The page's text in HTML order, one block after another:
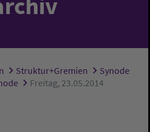
Struktur+Gremien
Synode
Freitag, 23.05.2014